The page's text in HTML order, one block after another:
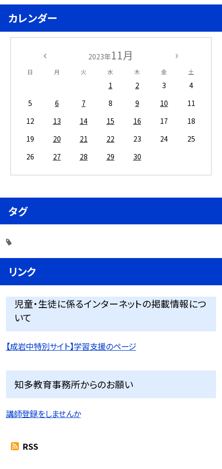
カレンダー
2023年11月
日 月 火 水 木 金 土
1 2 3
4
5
6 7 8 9 10
11
12
13 14 15 16 17
18
19
20 21 22 23 24
25
26
27 28 29 30
タグ
リンク
児童・生徒に係るインターネットの掲載情報につ
いて
【成岩中特別サイト】学習支援のページ
知多教育事務所からのお願い
講師登録をしませんか
RSS